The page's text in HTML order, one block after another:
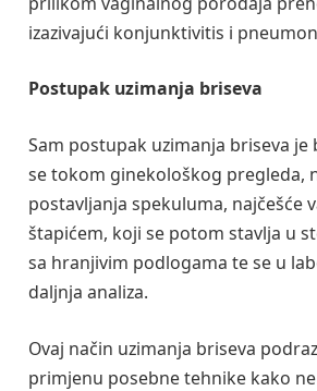
izazivajući konjunktivitis i
Postupak uzimanja briseva
Sam postupak uzimanja briseva je
se tokom ginekološkog pregleda,
postavljanja spekuluma, najčešće
štapićem, koji se potom stavlja u
sa hranjivim podlogama te se u
daljnja analiza.
Ovaj način uzimanja briseva
primjenu posebne tehnike kako